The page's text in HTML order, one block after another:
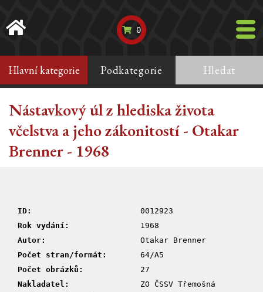
0
Hlavní kategorie Podkategorie Hledat
Nástavkový úl z hlediska života
včelstva a jeho zákonitostí - Otakar
Brenner - 1968
ID:
0012923
Rok vydání:
1968
Autor:
Otakar Brenner
Počet stran/formát:
64/A5
Počet obrázků:
27
Nakladatel:
ZO ČSSV Třemošná